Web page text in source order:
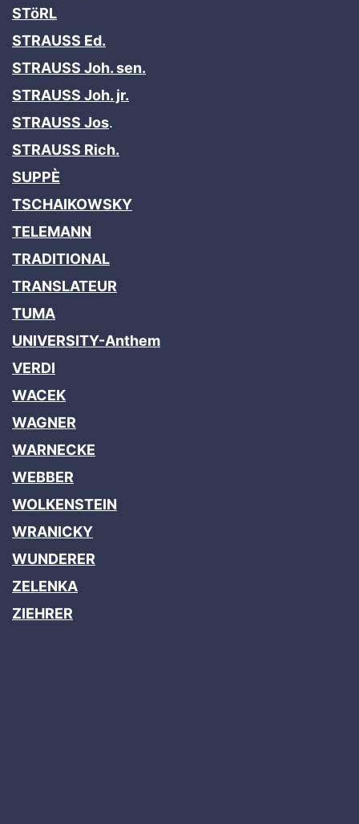
STöRL
STRAUSS Ed.
STRAUSS Joh. sen.
STRAUSS Joh. jr.
STRAUSS Jos.
STRAUSS Rich.
SUPPÈ
TSCHAIKOWSKY
TELEMANN
TRADITIONAL
TRANSLATEUR
TUMA
UNIVERSITY-Anthem
VERDI
WACEK
WAGNER
WARNECKE
WEBBER
WOLKENSTEIN
WRANICKY
WUNDERER
ZELENKA
ZIEHRER